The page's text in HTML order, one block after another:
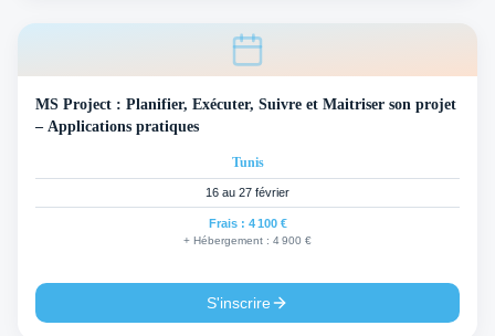
MS Project : Planifier, Exécuter, Suivre et Maitriser son projet
– Applications pratiques
Tunis
16 au 27 février
Frais : 4 100 €
+ Hébergement : 4 900 €
S'inscrire